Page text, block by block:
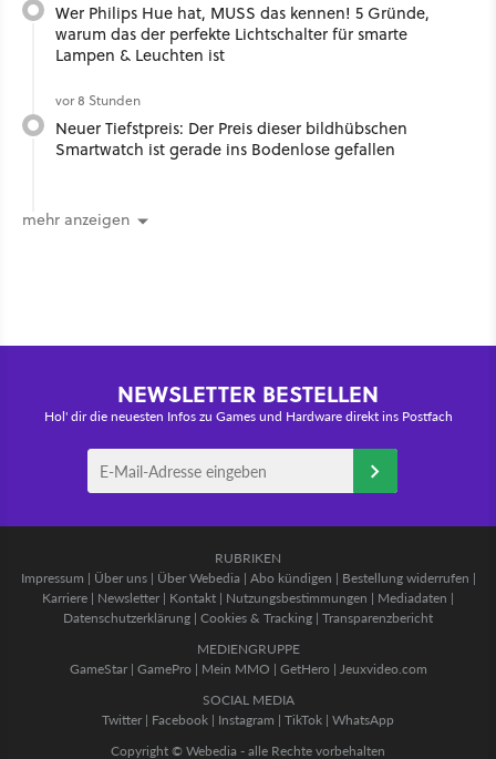
Wer Philips Hue hat, MUSS das kennen! 5 Gründe,
warum das der perfekte Lichtschalter für smarte
Lampen & Leuchten ist
vor 8 Stunden
Neuer Tiefstpreis: Der Preis dieser bildhübschen
Smartwatch ist gerade ins Bodenlose gefallen
mehr anzeigen
NEWSLETTER BESTELLEN
Hol' dir die neuesten Infos zu Games und Hardware direkt ins Postfach
RUBRIKEN
Impressum | Über uns| Über Webedia | Abo kündigen | Bestellung widerrufen |
Karriere | Newsletter | Kontakt | Nutzungsbestimmungen | Mediadaten |
Datenschutzerklärung | Cookies & Tracking | Transparenzbericht
MEDIENGRUPPE
GameStar| GamePro | Mein MMO | GetHero | Jeuxvideo.com
SOCIAL MEDIA
Twitter | Facebook | Instagram | TikTok | WhatsApp
Copyright © Webedia - alle Rechte vorbehalten